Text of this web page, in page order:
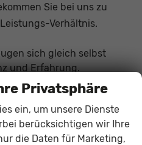
Sie bei uns zu
Verhältnis.
sich gleich selbst
und Erfahrung.
und sorgfältiger
Preisen.
Privatsphäre
ein, um unsere Dienste
berücksichtigen wir Ihre
die Daten für Marketing,